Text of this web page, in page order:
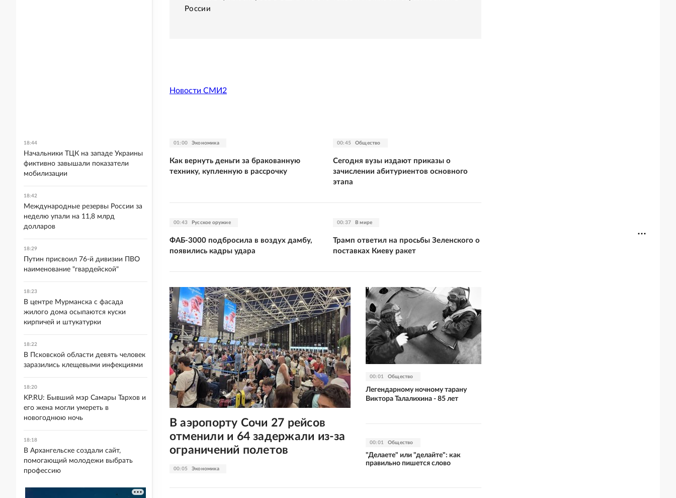
России
Новости СМИ2
01:00 Экономика
Как вернуть деньги за бракованную
технику, купленную в рассрочку
00:45 Общество
Сегодня вузы издают приказы о
зачислении абитуриентов основного
этапа
00:43 Русское оружие
ФАБ-3000 подбросила в воздух дамбу,
появились кадры удара
00:37 В мире
Трамп ответил на просьбы Зеленского о
поставках Киеву ракет
00:05 Экономика
В аэропорту Сочи 27 рейсов
отменили и 64 задержали из-за
ограничений полетов
00:01 Общество
Легендарному ночному тарану
Виктора Талалихина - 85 лет
00:01 Общество
"Делаете" или "делайте": как
правильно пишется слово
18:44
Начальники ТЦК на западе Украины
фиктивно завышали показатели
мобилизации
18:42
Международные резервы России за
неделю упали на 11,8 млрд
долларов
18:29
Путин присвоил 76-й дивизии ПВО
наименование "гвардейской"
18:23
В центре Мурманска с фасада
жилого дома осыпаются куски
кирпичей и штукатурки
18:22
В Псковской области девять человек
заразились клещевыми инфекциями
18:20
KP.RU: Бывший мэр Самары Тархов и
его жена могли умереть в
новогоднюю ночь
18:18
В Архангельске создали сайт,
помогающий молодежи выбрать
профессию